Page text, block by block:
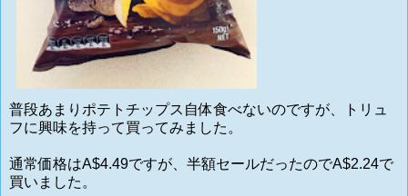
普段あまりポテトチップス自体食べないのですが、トリュ
フに興味を持って買ってみました。
通常価格はA$4.49ですが、半額セールだったのでA$2.24で
買いました。